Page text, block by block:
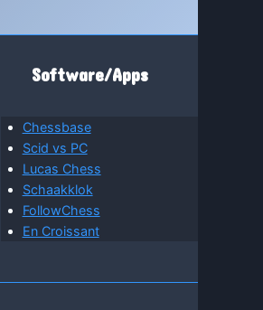
Software/Apps
Chessbase
Scid vs PC
Lucas Chess
Schaakklok
FollowChess
En Croissant